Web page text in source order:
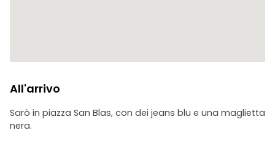
All'arrivo
Sarò in piazza San Blas, con dei jeans blu e una maglietta
nera.